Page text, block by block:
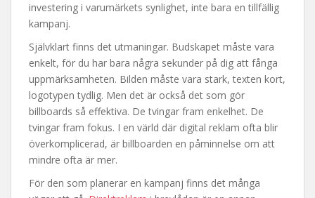
investering i varumärkets synlighet, inte bara en tillfällig
kampanj.
Självklart finns det utmaningar. Budskapet måste vara
enkelt, för du har bara några sekunder på dig att fånga
uppmärksamheten. Bilden måste vara stark, texten kort,
logotypen tydlig. Men det är också det som gör
billboards så effektiva. De tvingar fram enkelhet. De
tvingar fram fokus. I en värld där digital reklam ofta blir
överkomplicerad, är billboarden en påminnelse om att
mindre ofta är mer.
För den som planerar en kampanj finns det många